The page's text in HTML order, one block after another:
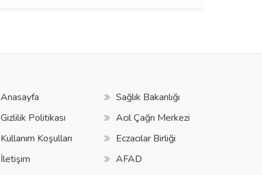
Anasayfa
Gizlilik Politikası
Kullanım Koşulları
İletişim
Sağlık Bakanlığı
Acil Çağrı Merkezi
Eczacılar Birliği
AFAD